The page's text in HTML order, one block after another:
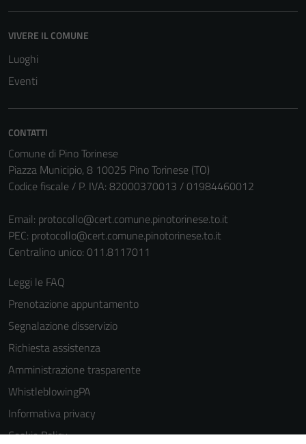
VIVERE IL COMUNE
Luoghi
Eventi
CONTATTI
Comune di Pino Torinese
Piazza Municipio, 8 10025 Pino Torinese (TO)
Codice fiscale / P. IVA: 82000370013 / 01984460012
Email: protocollo@cert.comune.pinotorinese.to.it
PEC: protocollo@cert.comune.pinotorinese.to.it
Centralino unico: 011.8117011
Leggi le FAQ
Prenotazione appuntamento
Segnalazione disservizio
Richiesta assistenza
Amministrazione trasparente
WhistleblowingPA
Informativa privacy
Cookie Policy